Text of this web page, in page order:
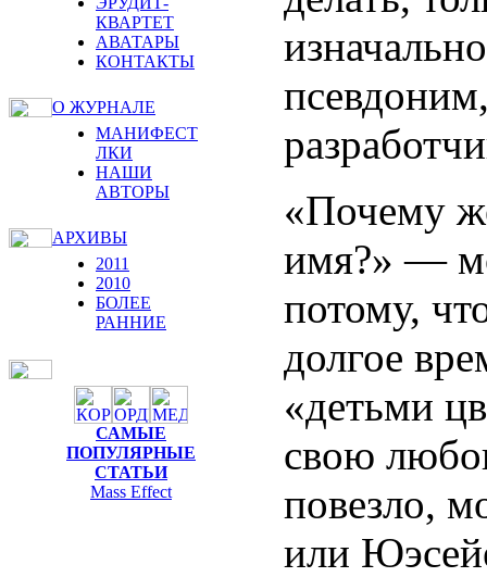
КВАРТЕТ
АВАТАРЫ
КОНТАКТЫ
О ЖУРНАЛЕ
МАНИФЕСТ
ЛКИ
НАШИ
АВТОРЫ
АРХИВЫ
2011
2010
БОЛЕЕ
РАННИЕ
САМЫЕ
ПОПУЛЯРНЫЕ
СТАТЬИ
Mass Effect
«Почему
имя?» —
потому,
долгое
«детьми
свою
повезло,
или